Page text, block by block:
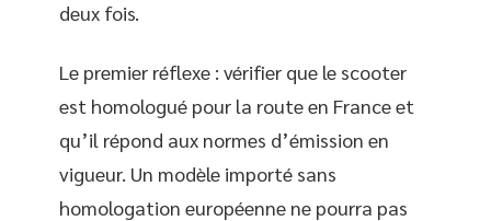
deux fois.
Le premier réflexe : vérifier que le scooter
est homologué pour la route en France et
qu’il répond aux normes d’émission en
vigueur. Un modèle importé sans
homologation européenne ne pourra pas